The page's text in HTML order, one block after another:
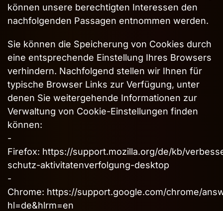
können unsere berechtigten Interessen den
nachfolgenden Passagen entnommen werden.
Sie können die Speicherung von Cookies durch
eine entsprechende Einstellung Ihres Browsers
verhindern. Nachfolgend stellen wir Ihnen für
typische Browser Links zur Verfügung, unter
denen Sie weitergehende Informationen zur
Verwaltung von Cookie-Einstellungen finden
können:
-
Firefox: https://support.mozilla.org/de/kb/
schutz-aktivitatenverfolgung-desktop
-
Chrome: https://support.google.com/chrome/
hl=de&hlrm=en